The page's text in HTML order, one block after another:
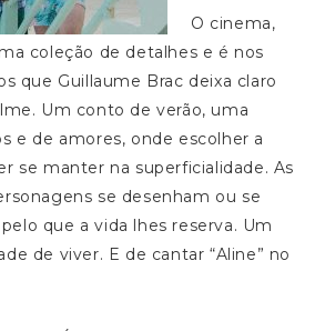
O cinema,
coleção de detalhes e é nos
que Guillaume Brac deixa claro
Um conto de verão, uma
e de amores, onde escolher a
se manter na superficialidade. As
se desenham ou se
que a vida lhes reserva. Um
de viver. E de cantar “Aline” no